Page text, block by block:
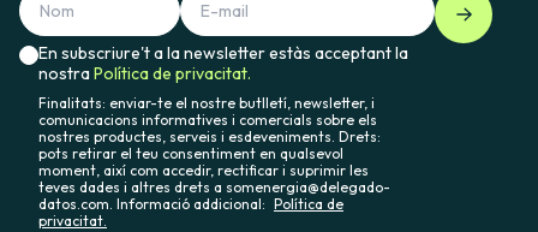
En subscriure't a la newsletter estàs acceptant la
nostraPolítica de privacitat.
Finalitats: enviar-te el nostre butlletí, newsletter, i
comunicacions informatives i comercials sobre els
nostres productes, serveis i esdeveniments. Drets:
pots retirar el teu consentiment en qualsevol
moment, així com accedir, rectificar i suprimir les
teves dades i altres drets a somenergia@delegado-
datos.com. Informació addicional: Política de
privacitat.